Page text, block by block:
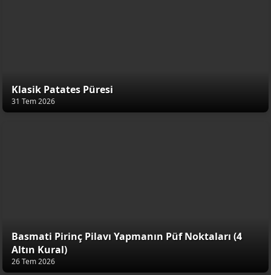
Klasik Patates Püresi
31 Tem 2026
Basmati Pirinç Pilavı Yapmanın Püf Noktaları (4
Altın Kural)
26 Tem 2026